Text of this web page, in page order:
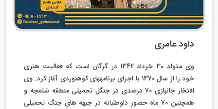
داود عامری
وی متولد 30 خرداد 1342 در گرگان است که فعالیت هنری
خود را از سال 1370 با اجرای برنامههای کوهنوردی آغاز کرد. وی
افتخار جانبازی 70 درصدی در جنگل تحمیلی منطقه شلمچه و
همچنین 70 ماه حضور داوطلبانه در جبهه های جنگ تحمیلی